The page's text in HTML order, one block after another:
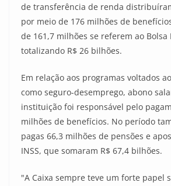
de transferência de renda
por meio de 176 milhões de
de 161,7 milhões se referem ao Bolsa
totalizando R$ 26 bilhões.
Em relação aos programas voltados
como seguro-desemprego, abono
instituição foi responsável pelo
milhões de benefícios. No período
pagas 66,3 milhões de pensões e
INSS, que somaram R$ 67,4 bilhões.
"A Caixa sempre teve um forte papel